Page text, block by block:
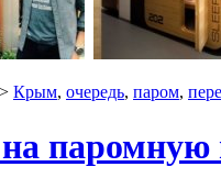
> Крым, очередь, паром,
паромную